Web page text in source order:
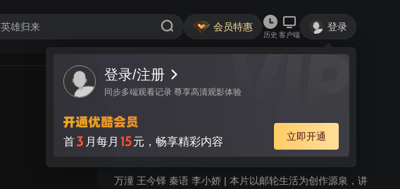
会员特惠
历史 客户端
登录
登录/注册
同步多端观看记录 尊享高清观影体验
首3 月每月 15元，畅享精彩内容 立即开通
视频 讨论
花漾天海
万潼 王今铎 秦语 李小娇 | 本片以邮轮生活为创作源泉，讲